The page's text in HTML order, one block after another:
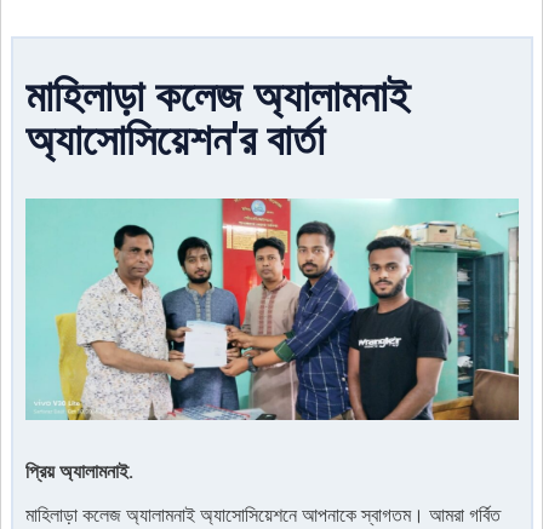
মাহিলাড়া কলেজ অ্যালামনাই
অ্যাসোসিয়েশন'র বার্তা
প্রিয় অ্যালামনাই.
মাহিলাড়া কলেজ অ্যালামনাই অ্যাসোসিয়েশনে আপনাকে স্বাগতম। আমরা গর্বিত